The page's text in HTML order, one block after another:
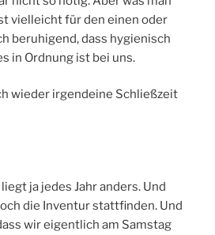
vielleicht für den einen oder
beruhigend, dass hygienisch
in Ordnung ist bei uns.
wieder irgendeine Schließzeit
ja jedes Jahr anders. Und
die Inventur stattfinden. Und
wir eigentlich am Samstag